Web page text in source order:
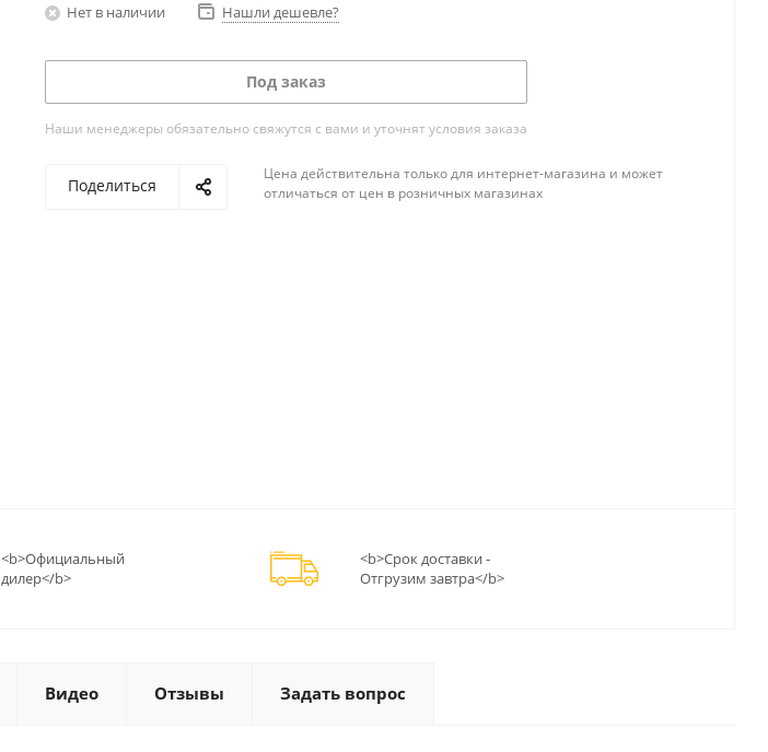
Нет в наличии Нашли дешевле?
Под заказ
Наши менеджеры обязательно свяжутся с вами и уточнят условия заказа
Поделиться
Цена действительна только для интернет-магазина и может
отличаться от цен в розничных магазинах
<b>Официальный
дилер</b>
<b>Срок доставки -
Отгрузим завтра</b>
Видео Отзывы Задать вопрос